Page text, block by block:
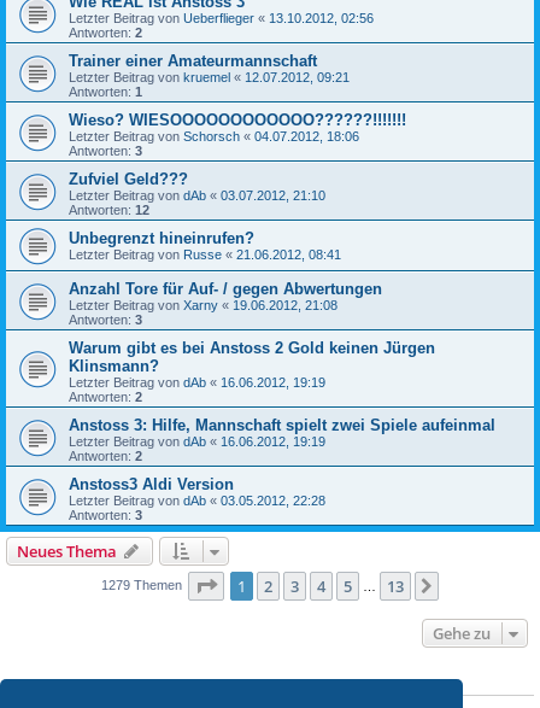
Letzter Beitrag von Ueberflieger « 13.10.2012, 02:56
Antworten: 2
Trainer einer Amateurmannschaft
Letzter Beitrag von kruemel « 12.07.2012, 09:21
Antworten: 1
Wieso? WIESOOOOOOOOOOOO??????!!!!!!!
Letzter Beitrag von Schorsch « 04.07.2012, 18:06
Antworten: 3
Zufviel Geld???
Letzter Beitrag von dAb « 03.07.2012, 21:10
Antworten: 12
Unbegrenzt hineinrufen?
Letzter Beitrag von Russe « 21.06.2012, 08:41
Anzahl Tore für Auf- / gegen Abwertungen
Letzter Beitrag von Xarny « 19.06.2012, 21:08
Antworten: 3
Warum gibt es bei Anstoss 2 Gold keinen Jürgen
Klinsmann?
Letzter Beitrag von dAb « 16.06.2012, 19:19
Antworten: 2
Anstoss 3: Hilfe, Mannschaft spielt zwei Spiele aufeinmal
Letzter Beitrag von dAb « 16.06.2012, 19:19
Antworten: 2
Anstoss3 Aldi Version
Letzter Beitrag von dAb « 03.05.2012, 22:28
Antworten: 3
Neues Thema
1279 Themen Seite 1von 13
1 2 3 4 5 13
Gehe zu